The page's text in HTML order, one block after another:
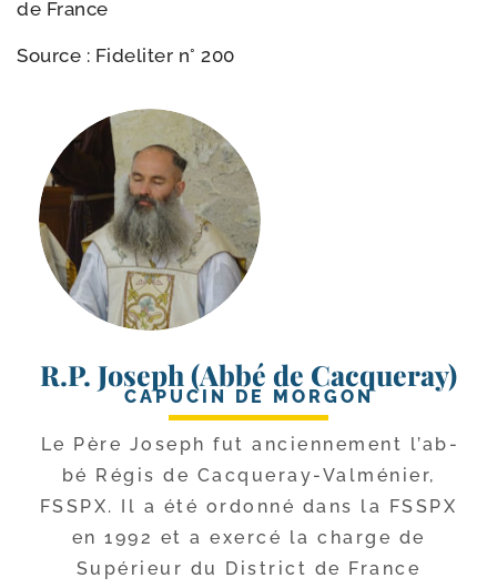
de France
Source : Fideliter n° 200
R.P. Joseph (Abbé de Cacqueray)
CAPUCIN DE MORGON
Le Père Joseph fut ancien­ne­ment l’ab­
bé Régis de Cacqueray-​Valménier,
FSSPX. Il a été ordon­né dans la FSSPX
en 1992 et a exer­cé la charge de
Supérieur du District de France